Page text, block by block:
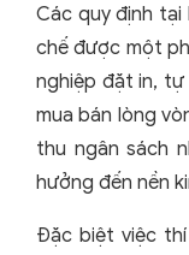
Các quy định tại
chế được một
nghiệp đặt in, tự
mua bán lòng
thu ngân sách
hưởng đến nền
Đặc biệt việc